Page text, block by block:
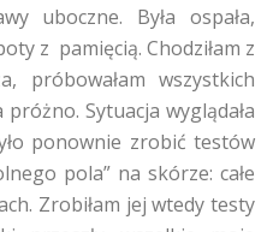
uboczne. Była ospała,
z pamięcią. Chodziłam z
próbowałam wszystkich
Sytuacja wyglądała
ponownie zrobić testów
pola” na skórze: całe
Zrobiłam jej wtedy testy